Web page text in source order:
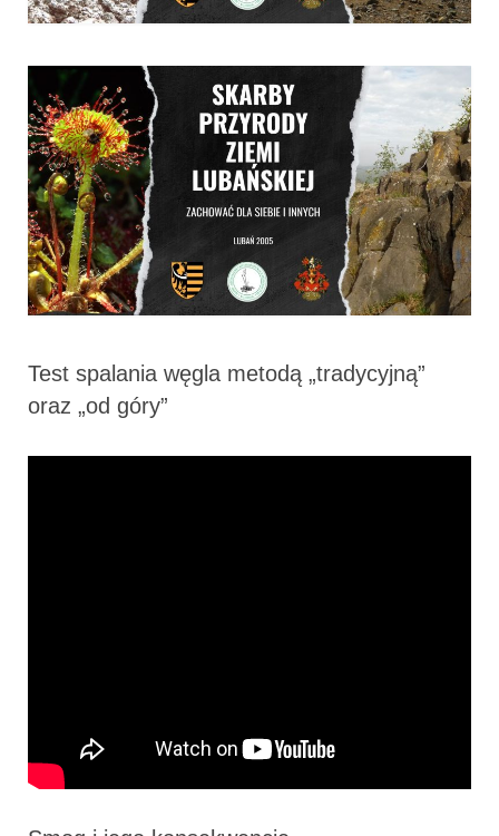
Test spalania węgla metodą „tradycyjną”
oraz „od góry”